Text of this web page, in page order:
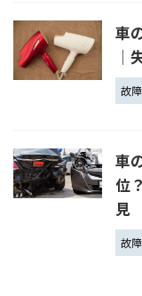
車
│
故
車
位
見
故